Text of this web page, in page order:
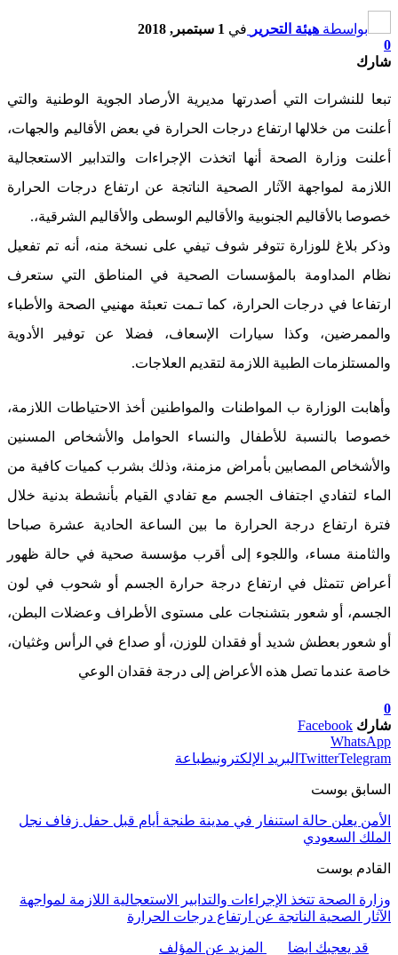
بواسطة هيئة التحرير في 1 سبتمبر, 2018
0
شارك
تبعا للنشرات التي أصدرتها مديرية الأرصاد الجوية الوطنية والتي
أعلنت من خلالها ارتفاع درجات الحرارة في بعض الأقاليم والجهات،
أعلنت وزارة الصحة أنها اتخذت الإجراءات والتدابير الاستعجالية
اللازمة لمواجهة الآثار الصحية الناتجة عن ارتفاع درجات الحرارة
خصوصا بالأقاليم الجنوبية والأقاليم الوسطى والأقاليم الشرقية،.
وذكر بلاغ للوزارة تتوفر شوف تيفي على نسخة منه، أنه تم تفعيل
نظام المداومة بالمؤسسات الصحية في المناطق التي ستعرف
ارتفاعا في درجات الحرارة، كما تـمت تعبئة مهنيي الصحة والأطباء
والممرضين، وكذا سيارات الإسعاف، فضلا عن توفير الأدوية
والمستلزمات الطبية اللازمة لتقديم العلاجات.
وأهابت الوزارة ب المواطنات والمواطنين أخذ الاحتياطات اللازمة،
خصوصا بالنسبة للأطفال والنساء الحوامل والأشخاص المسنين
والأشخاص المصابين بأمراض مزمنة، وذلك بشرب كميات كافية من
الماء لتفادي اجتفاف الجسم مع تفادي القيام بأنشطة بدنية خلال
فترة ارتفاع درجة الحرارة ما بين الساعة الحادية عشرة صباحا
والثامنة مساء، واللجوء إلى أقرب مؤسسة صحية في حالة ظهور
أعراض تتمثل في ارتفاع درجة حرارة الجسم أو شحوب في لون
الجسم، أو شعور بتشنجات على مستوى الأطراف وعضلات البطن،
أو شعور بعطش شديد أو فقدان للوزن، أو صداع في الرأس وغثيان،
خاصة عندما تصل هذه الأعراض إلى درجة فقدان الوعي
0
شارك Facebook
WhatsApp
TwitterTelegram البريد الإلكترونيطباعة
السابق بوست
الأمن يعلن حالة استنفار في مدينة طنجة أيام قبل حفل زفاف نجل
الملك السعودي
القادم بوست
وزارة الصحة تتخذ الإجراءات والتدابير الاستعجالية اللازمة لمواجهة
الآثار الصحية الناتجة عن ارتفاع درجات الحرارة
قد يعجبك ايضا المزيد عن المؤلف